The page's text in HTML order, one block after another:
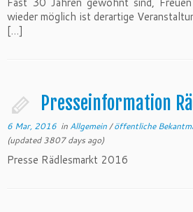
wieder möglich ist derartige
[…]
Presseinformation
6 Mar, 2016 in Allgemein/öffentliche
(updated 3807 days ago)
Presse Rädlesmarkt 2016